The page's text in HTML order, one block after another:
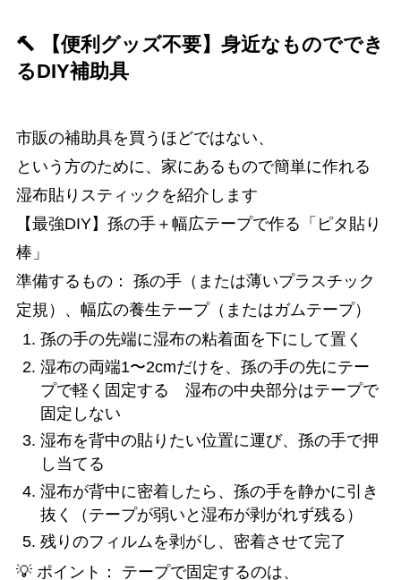
🔨 【便利グッズ不要】身近なものででき
るDIY補助具
市販の補助具を買うほどではない、
という方のために、家にあるもので簡単に作れる
湿布貼りスティックを紹介します
【最強DIY】孫の手＋幅広テープで作る「ピタ貼り
棒」
準備するもの： 孫の手（または薄いプラスチック
定規）、幅広の養生テープ（またはガムテープ）
孫の手の先端に湿布の粘着面を下にして置く
湿布の両端1〜2cmだけを、孫の手の先にテー
プで軽く固定する 湿布の中央部分はテープで
固定しない
湿布を背中の貼りたい位置に運び、孫の手で押
し当てる
湿布が背中に密着したら、孫の手を静かに引き
抜く（テープが弱いと湿布が剥がれず残る）
残りのフィルムを剥がし、密着させて完了
💡 ポイント： テープで固定するのは、